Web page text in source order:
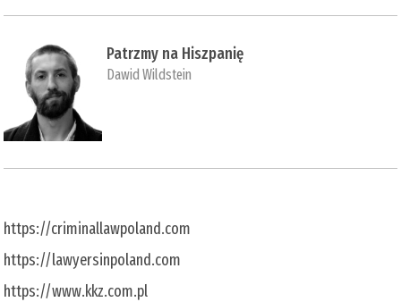
Patrzmy na Hiszpanię
Dawid Wildstein
https://criminallawpoland.com
https://lawyersinpoland.com
https://www.kkz.com.pl